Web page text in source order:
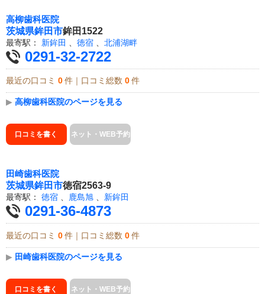
高柳歯科医院
茨城県鉾田市鉾田1522
最寄駅： 新鉾田 徳宿 北浦湖畔
0291-32-2722
最近の口コミ 0 件｜口コミ総数 0 件
▶ 高柳歯科医院のページを見る
口コミを書く ネット・WEB予約
田崎歯科医院
茨城県鉾田市徳宿2563-9
最寄駅： 徳宿 、 鹿島旭 、 新鉾田
0291-36-4873
最近の口コミ 0 件｜口コミ総数 0 件
▶ 田崎歯科医院のページを見る
口コミを書く ネット・WEB予約